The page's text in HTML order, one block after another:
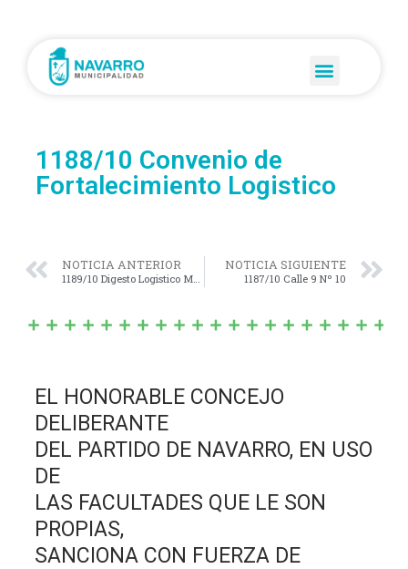
1188/10 Convenio de
Fortalecimiento Logistico
NOTICIA ANTERIOR
1189/10 Digesto Logistico Municipal
NOTICIA SIGUIENTE
1187/10 Calle 9 Nº 10
EL HONORABLE CONCEJO
DELIBERANTE
DEL PARTIDO DE NAVARRO, EN USO
DE
LAS FACULTADES QUE LE SON
PROPIAS,
SANCIONA CON FUERZA DE